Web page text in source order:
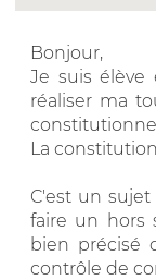
Bonjour,
Je suis
réaliser ma
La
C'est un
faire un hors
bien précisé
contrôle de